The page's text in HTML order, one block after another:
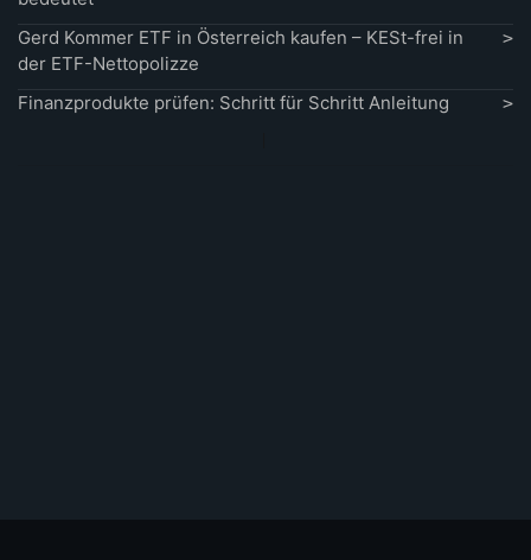
Gerd Kommer ETF in Österreich kaufen – KESt-frei in
der ETF-Nettopolizze
Finanzprodukte prüfen: Schritt für Schritt Anleitung